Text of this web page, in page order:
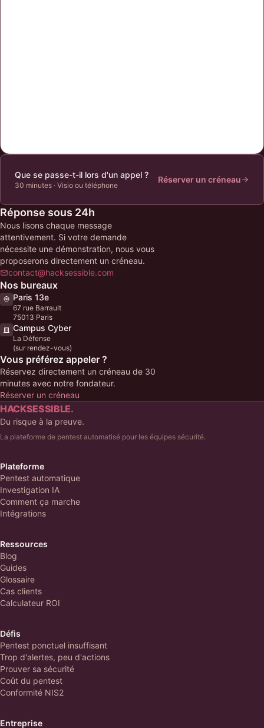
Que se passe-t-il lors d'un appel ?
30 minutes · Visio ou téléphone
Réserver un créneau
Réponse sous 24h
Nous lisons chaque message
attentivement. Si votre demande
nécessite une démonstration, nous vous
proposerons directement un créneau.
contact@hacksessible.com
Nos bureaux
Paris 13e
67 rue Barrault
75013 Paris
Campus Cyber
La Défense
(sur rendez-vous)
Vous préférez appeler ?
Réservez directement un créneau de 30
minutes avec notre fondateur.
Réserver un créneau
HACKSESSIBLE.
Du risque à la preuve.
La plateforme de pentest automatisé pour les équipes sécurité.
Plateforme
Pentest automatique
Investigation IA
Comment ça marche
Intégrations
Ressources
Blog
Guides
Glossaire
Cas clients
Calculateur ROI
Défis
Pentest ponctuel insuffisant
Trop d'alertes, peu d'actions
Prouver sa sécurité
Coût du pentest
Conformité NIS2
Entreprise